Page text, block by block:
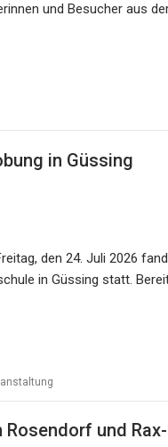
und Besucher aus
in Güssing
den 24. Juli 2026
in Güssing statt.
und